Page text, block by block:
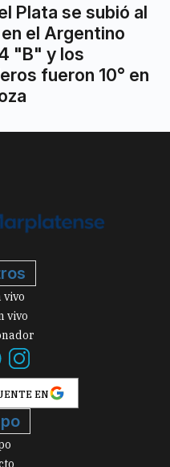
Plata se subió al
el Argentino
"B" y los
fueron 10° en
vivo
vivo
EN